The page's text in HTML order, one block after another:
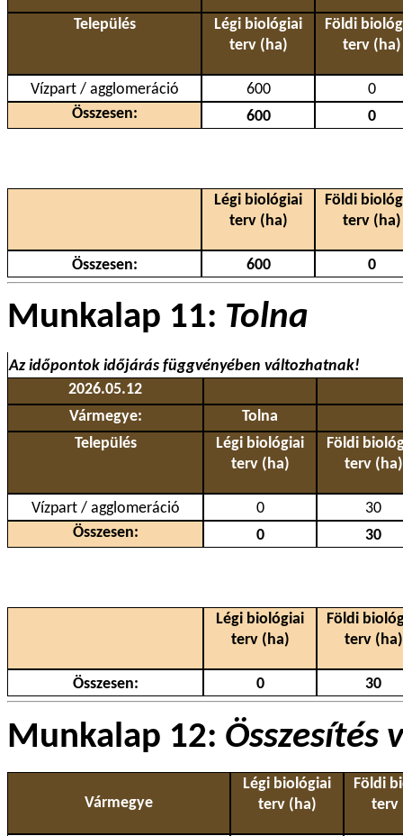
Település
Légi biológiai
terv (ha)
Földi
terv (ha)
Vízpart / agglomeráció 600
0
Összesen:
600 0
Légi biológiai
terv (ha)
Földi
terv (ha)
Összesen: 600 0
Munkalap 11: Tolna
Az időpontok időjárás függvényében változhatnak!
2026.05.12
Vármegye:
Tolna
Település
Légi biológiai
terv (ha)
Földi
terv (ha)
Vízpart / agglomeráció 0
30
Összesen:
0 30
Légi biológiai
terv (ha)
Földi
terv (ha)
Összesen: 0 30
Munkalap 12: Összesítés
Vármegye
Légi biológiai
terv (ha)
Földi
terv